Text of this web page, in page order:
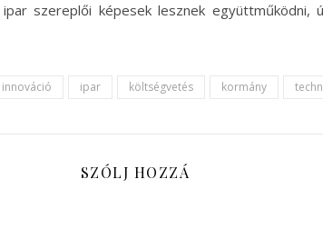
szereplői képesek lesznek
innováció ipar költségvetés kormány
SZÓLJ HOZZÁ